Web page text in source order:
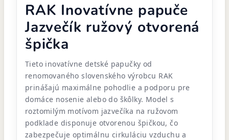
RAK Inovatívne papuče
Jazvečík ružový otvorená
špička
Tieto inovatívne detské papučky od
renomovaného slovenského výrobcu RAK
prinášajú maximálne pohodlie a podporu pre
domáce nosenie alebo do škôlky. Model s
roztomilým motívom jazvečíka na ružovom
podklade disponuje otvorenou špičkou, čo
zabezpečuje optimálnu cirkuláciu vzduchu a